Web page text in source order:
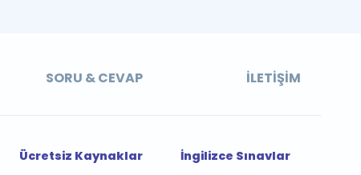
SORU & CEVAP İLETIŞIM
Ücretsiz Kaynaklar
İngilizce Sınavlar